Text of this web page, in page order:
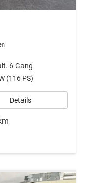
6-Gang
(116 PS)
Details